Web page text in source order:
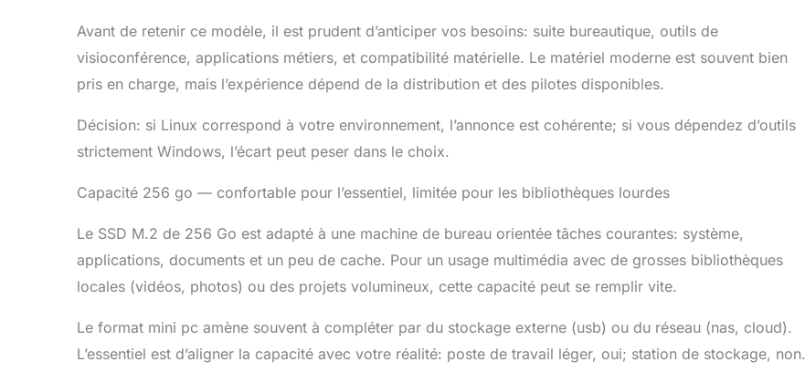
Avant de retenir ce modèle, il est prudent d’anticiper vos besoins: suite bureautique, outils de
visioconférence, applications métiers, et compatibilité matérielle. Le matériel moderne est souvent bien
pris en charge, mais l’expérience dépend de la distribution et des pilotes disponibles.
Décision: si Linux correspond à votre environnement, l’annonce est cohérente; si vous dépendez d’outils
strictement Windows, l’écart peut peser dans le choix.
Capacité 256 go — confortable pour l’essentiel, limitée pour les bibliothèques lourdes
Le SSD M.2 de 256 Go est adapté à une machine de bureau orientée tâches courantes: système,
applications, documents et un peu de cache. Pour un usage multimédia avec de grosses bibliothèques
locales (vidéos, photos) ou des projets volumineux, cette capacité peut se remplir vite.
Le format mini pc amène souvent à compléter par du stockage externe (usb) ou du réseau (nas, cloud).
L’essentiel est d’aligner la capacité avec votre réalité: poste de travail léger, oui; station de stockage, non.